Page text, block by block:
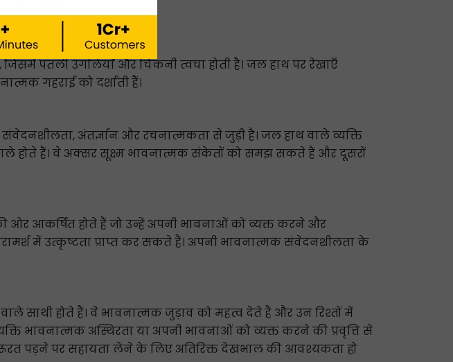
पतली उंगलियाँ और चिकनी त्वचा होती है। जल हाथ पर रेखाएँ
गहराई को दर्शाती हैं।
अंतर्ज्ञान और रचनात्मकता से जुड़ी है। जल हाथ वाले व्यक्ति
होते हैं। वे अक्सर सूक्ष्म भावनात्मक संकेतों को समझ सकते हैं और दूसरों
आकर्षित होते हैं जो उन्हें अपनी भावनाओं को व्यक्त करने और
में उत्कृष्टता प्राप्त कर सकते हैं। अपनी भावनात्मक संवेदनशीलता के
साथी होते हैं। वे भावनात्मक जुड़ाव को महत्व देते हैं और उन रिश्तों में
भावनात्मक अस्थिरता या अपनी भावनाओं को व्यक्त करने की प्रवृत्ति से
पड़ने पर सहायता लेने के लिए अतिरिक्त देखभाल की आवश्यकता हो